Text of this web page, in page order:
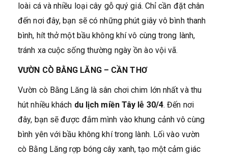
loài cá và nhiều loại cây gỗ quý giá. Chỉ cần đặt chân
đến nơi đây, bạn sẽ có những phút giây vô bình thanh
bình, hít thở một bầu không khí vô cùng trong lành,
tránh xa cuộc sống thường ngày ồn ào vội vã.
VƯỜN CÒ BẰNG LĂNG – CẦN THƠ
Vườn cò Bằng Lăng là sân chơi chim lớn nhất và thu
hút nhiều khách du lịch miền Tây lễ 30/4. Đến nơi
đây, bạn sẽ được đắm mình vào khung cảnh vô cùng
bình yên với bầu không khí trong lành. Lối vào vườn
cò Bằng Lăng rợp bóng cây xanh, tạo một cảm giác